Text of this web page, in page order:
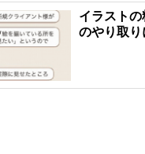
イラスト
のやり取り